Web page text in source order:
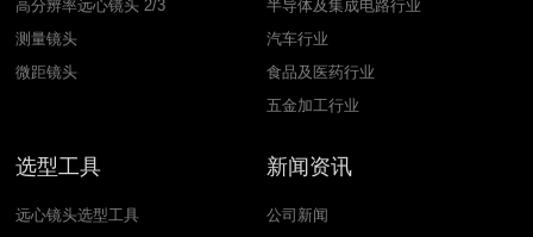
高分辨率远心镜头 2/3
测量镜头
微距镜头
半导体及集成电路行业
汽车行业
食品及医药行业
五金加工行业
选型工具
远心镜头选型工具
新闻资讯
公司新闻